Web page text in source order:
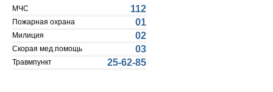
МЧС 112
Пожарная охрана 01
Милиция 02
Скорая мед.помощь 03
Травмпункт 25-62-85